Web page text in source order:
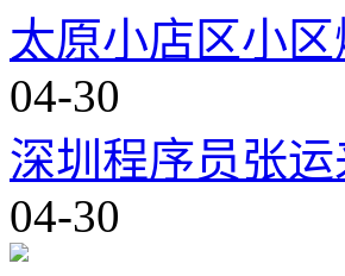
太原小店区小
04-30
深圳程序员张
04-30